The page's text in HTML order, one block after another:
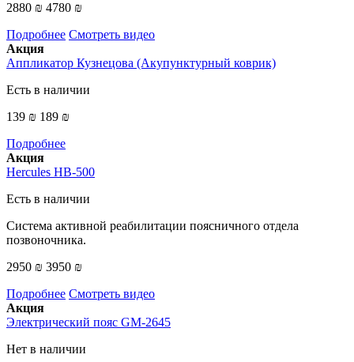
2880 ₪ 4780 ₪
Подробнее Смотреть видео
Акция
Аппликатор Кузнецова (Акупунктурный коврик)
Есть в наличии
139 ₪ 189 ₪
Подробнее
Акция
Hercules HB-500
Есть в наличии
Система активной реабилитации поясничного отдела
позвоночника.
2950 ₪ 3950 ₪
Подробнее Смотреть видео
Акция
Электрический пояс GM-2645
Нет в наличии